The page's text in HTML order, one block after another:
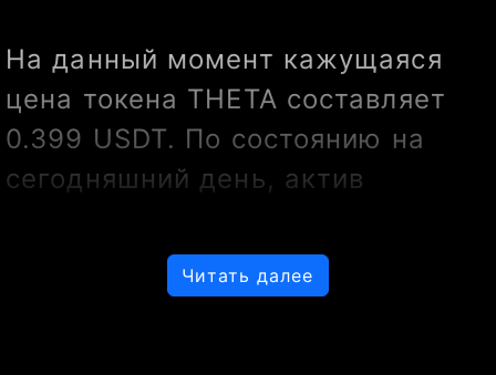
На данный момент кажущаяся
цена токена THETA составляет
0.399 USDT. По состоянию на
сегодняшний день, актив
стабильную рыночную
активность с низкой
Читать далее